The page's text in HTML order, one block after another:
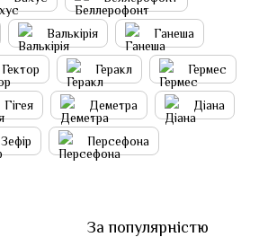
Валькірія Ганеша
Гектор Геракл Гермес
Гігея Деметра Діана
Зефір Персефона
За популярністю